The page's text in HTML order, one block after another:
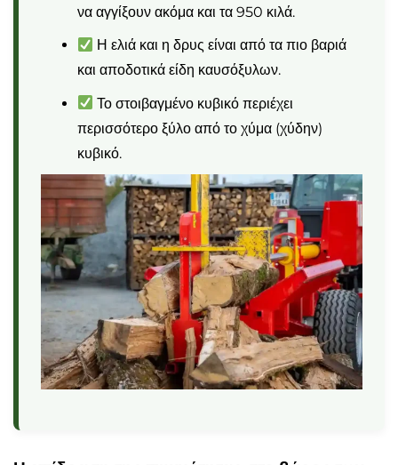
να αγγίξουν ακόμα και τα 950 κιλά.
Η ελιά και η δρυς είναι από τα πιο βαριά
και αποδοτικά είδη καυσόξυλων.
Το στοιβαγμένο κυβικό περιέχει
περισσότερο ξύλο από το χύμα (χύδην)
κυβικό.